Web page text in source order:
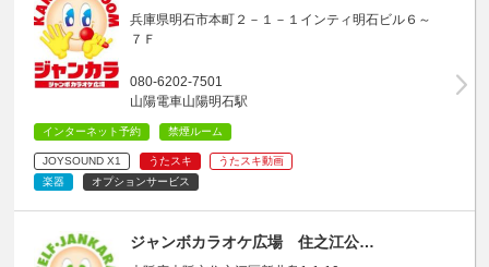
兵庫県明石市本町２－１－１インティ明石ビル６～
７Ｆ
080-6202-7501
山陽電車山陽明石駅
インターネット予約 禁煙ルーム
JOYSOUND X1 うたスキ
うたスキ動画
楽器
オプションサービス
ジャンボカラオケ広場 住之江公…